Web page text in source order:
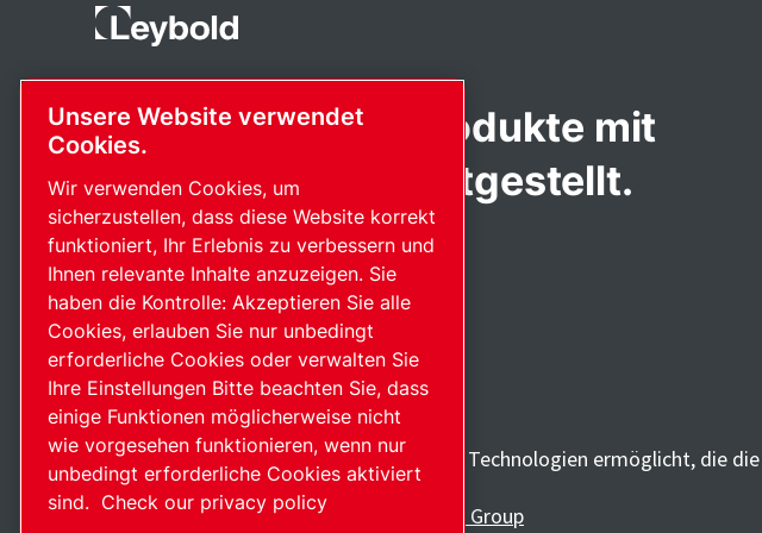
Fortschrittliche Produkte mit
Leidenschaft bereitgestellt.
Entdecken Sie, wie die Atlas Copco Group Technologien ermöglicht, die die
Zukunft verändern.
Besuchen Sie die Website der Atlas Copco Group
Unsere Website verwendet
Cookies.
Wir verwenden Cookies, um
sicherzustellen, dass diese Website korrekt
funktioniert, Ihr Erlebnis zu verbessern und
Ihnen relevante Inhalte anzuzeigen. Sie
haben die Kontrolle: Akzeptieren Sie alle
Cookies, erlauben Sie nur unbedingt
erforderliche Cookies oder verwalten Sie
Ihre Einstellungen Bitte beachten Sie, dass
einige Funktionen möglicherweise nicht
wie vorgesehen funktionieren, wenn nur
unbedingt erforderliche Cookies aktiviert
sind. Check our privacy policy